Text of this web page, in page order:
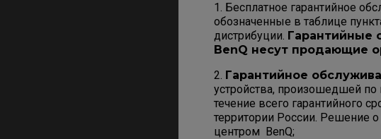
1. Бесплатное гарантийное
обозначенные в таблице
дистрибуции. Гарантийные
BenQ несут продающие
2. Гарантийное
устройства, произошедшей
течение всего гарантийного
территории России. Решение
центром BenQ;